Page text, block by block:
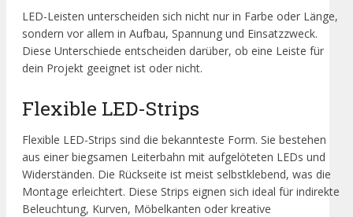
LED-Leisten unterscheiden sich nicht nur in Farbe oder Länge,
sondern vor allem in Aufbau, Spannung und Einsatzzweck.
Diese Unterschiede entscheiden darüber, ob eine Leiste für
dein Projekt geeignet ist oder nicht.
Flexible LED-Strips
Flexible LED-Strips sind die bekannteste Form. Sie bestehen
aus einer biegsamen Leiterbahn mit aufgelöteten LEDs und
Widerständen. Die Rückseite ist meist selbstklebend, was die
Montage erleichtert. Diese Strips eignen sich ideal für indirekte
Beleuchtung, Kurven, Möbelkanten oder kreative